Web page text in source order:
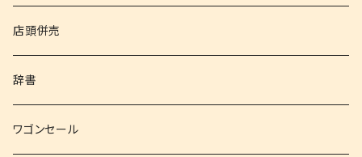
店頭併売
辞書
ワゴンセール